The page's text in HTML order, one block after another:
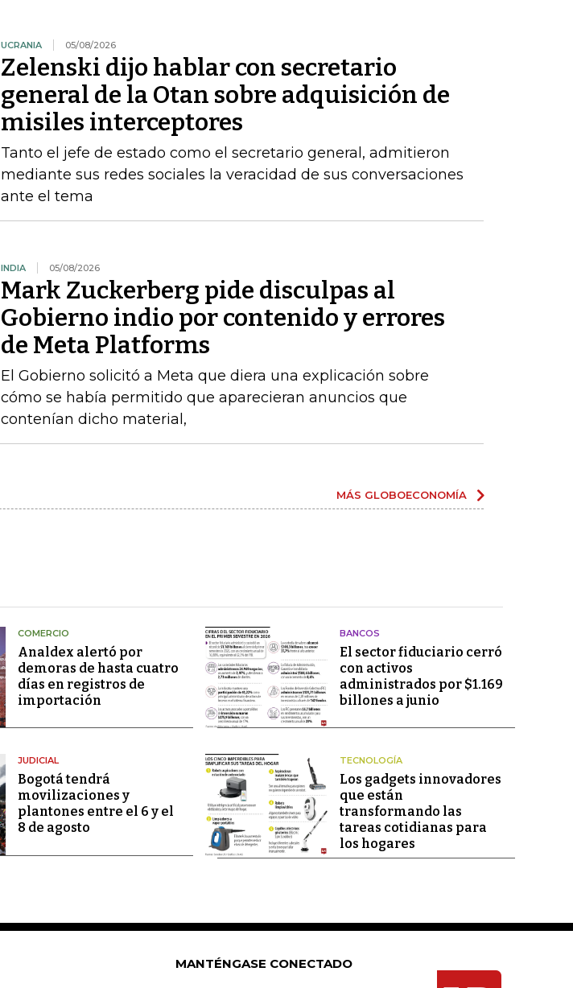
UCRANIA 05/08/2026
Zelenski dijo hablar con secretario
general de la Otan sobre adquisición de
misiles interceptores
Tanto el jefe de estado como el secretario general, admitieron
mediante sus redes sociales la veracidad de sus conversaciones
ante el tema
INDIA 05/08/2026
Mark Zuckerberg pide disculpas al
Gobierno indio por contenido y errores
de Meta Platforms
El Gobierno solicitó a Meta que diera una explicación sobre
cómo se había permitido que aparecieran anuncios que
contenían dicho material,
MÁS GLOBOECONOMÍA
COMERCIO
Analdex alertó por
demoras de hasta cuatro
días en registros de
importación
BANCOS
El sector fiduciario cerró
con activos
administrados por $1.169
billones a junio
JUDICIAL
Bogotá tendrá
movilizaciones y
plantones entre el 6 y el
8 de agosto
TECNOLOGÍA
Los gadgets innovadores
que están
transformando las
tareas cotidianas para
los hogares
MANTÉNGASE CONECTADO